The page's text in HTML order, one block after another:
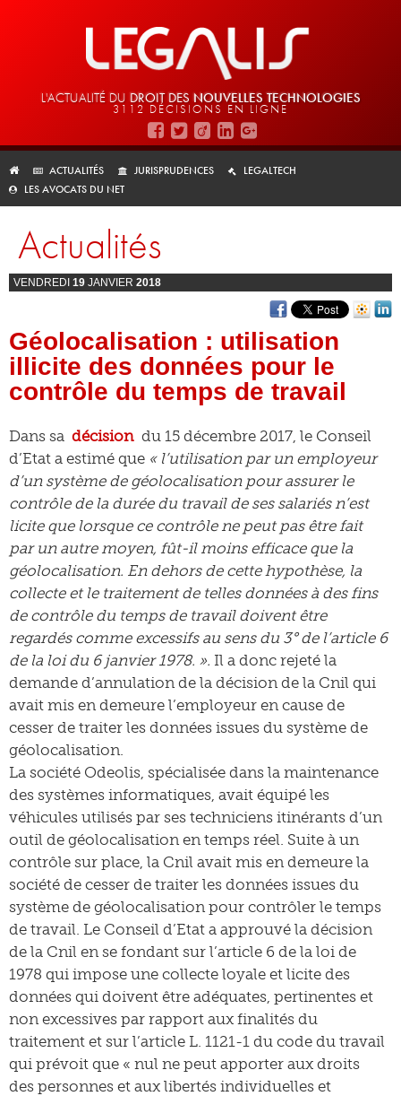
L'ACTUALITÉ DU DROIT DES NOUVELLES TECHNOLOGIES
3112 DÉCISIONS EN LIGNE
ACTUALITÉS JURISPRUDENCES
LEGALTECH
LES AVOCATS DU NET
Actualités
VENDREDI 19 JANVIER 2018
Géolocalisation : utilisation
illicite des données pour le
contrôle du temps de travail
Dans sa décision du 15 décembre 2017, le Conseil
d’Etat a estimé que « l’utilisation par un employeur
d’un système de géolocalisation pour assurer le
contrôle de la durée du travail de ses salariés n’est
licite que lorsque ce contrôle ne peut pas être fait
par un autre moyen, fût-il moins efficace que la
géolocalisation. En dehors de cette hypothèse, la
collecte et le traitement de telles données à des fins
de contrôle du temps de travail doivent être
regardés comme excessifs au sens du 3° de l’article 6
de la loi du 6 janvier 1978. ». Il a donc rejeté la
demande d’annulation de la décision de la Cnil qui
avait mis en demeure l’employeur en cause de
cesser de traiter les données issues du système de
géolocalisation.
La société Odeolis, spécialisée dans la maintenance
des systèmes informatiques, avait équipé les
véhicules utilisés par ses techniciens itinérants d’un
outil de géolocalisation en temps réel. Suite à un
contrôle sur place, la Cnil avait mis en demeure la
société de cesser de traiter les données issues du
système de géolocalisation pour contrôler le temps
de travail. Le Conseil d’Etat a approuvé la décision
de la Cnil en se fondant sur l’article 6 de la loi de
1978 qui impose une collecte loyale et licite des
données qui doivent être adéquates, pertinentes et
non excessives par rapport aux finalités du
traitement et sur l’article L. 1121-1 du code du travail
qui prévoit que « nul ne peut apporter aux droits
des personnes et aux libertés individuelles et